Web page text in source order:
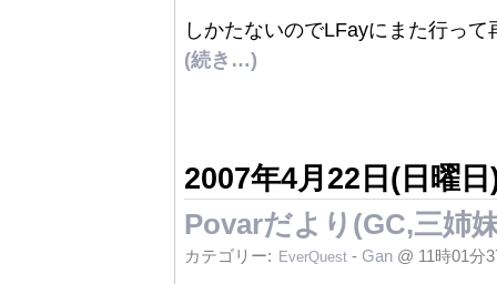
しかたないのでLFayにまた行って
(続き…)
2007年4月22日(日曜日
Povarだより(GC,三姉
カテゴリー: EverQuest - Gan @ 11時01分